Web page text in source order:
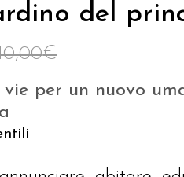
del
€
vie per un nuovo